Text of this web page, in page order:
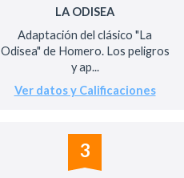
LA ODISEA
Adaptación del clásico "La
Odisea" de Homero. Los peligros
y ap...
Ver datos y Calificaciones
3